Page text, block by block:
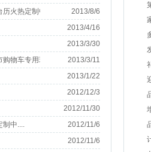
火热定制中
2013/8/6
2013/4/16
2013/3/30
物车专用环保购物袋2013/3/11
2013/1/22
2012/12/3
2012/11/30
制中....
2012/11/6
2012/11/6